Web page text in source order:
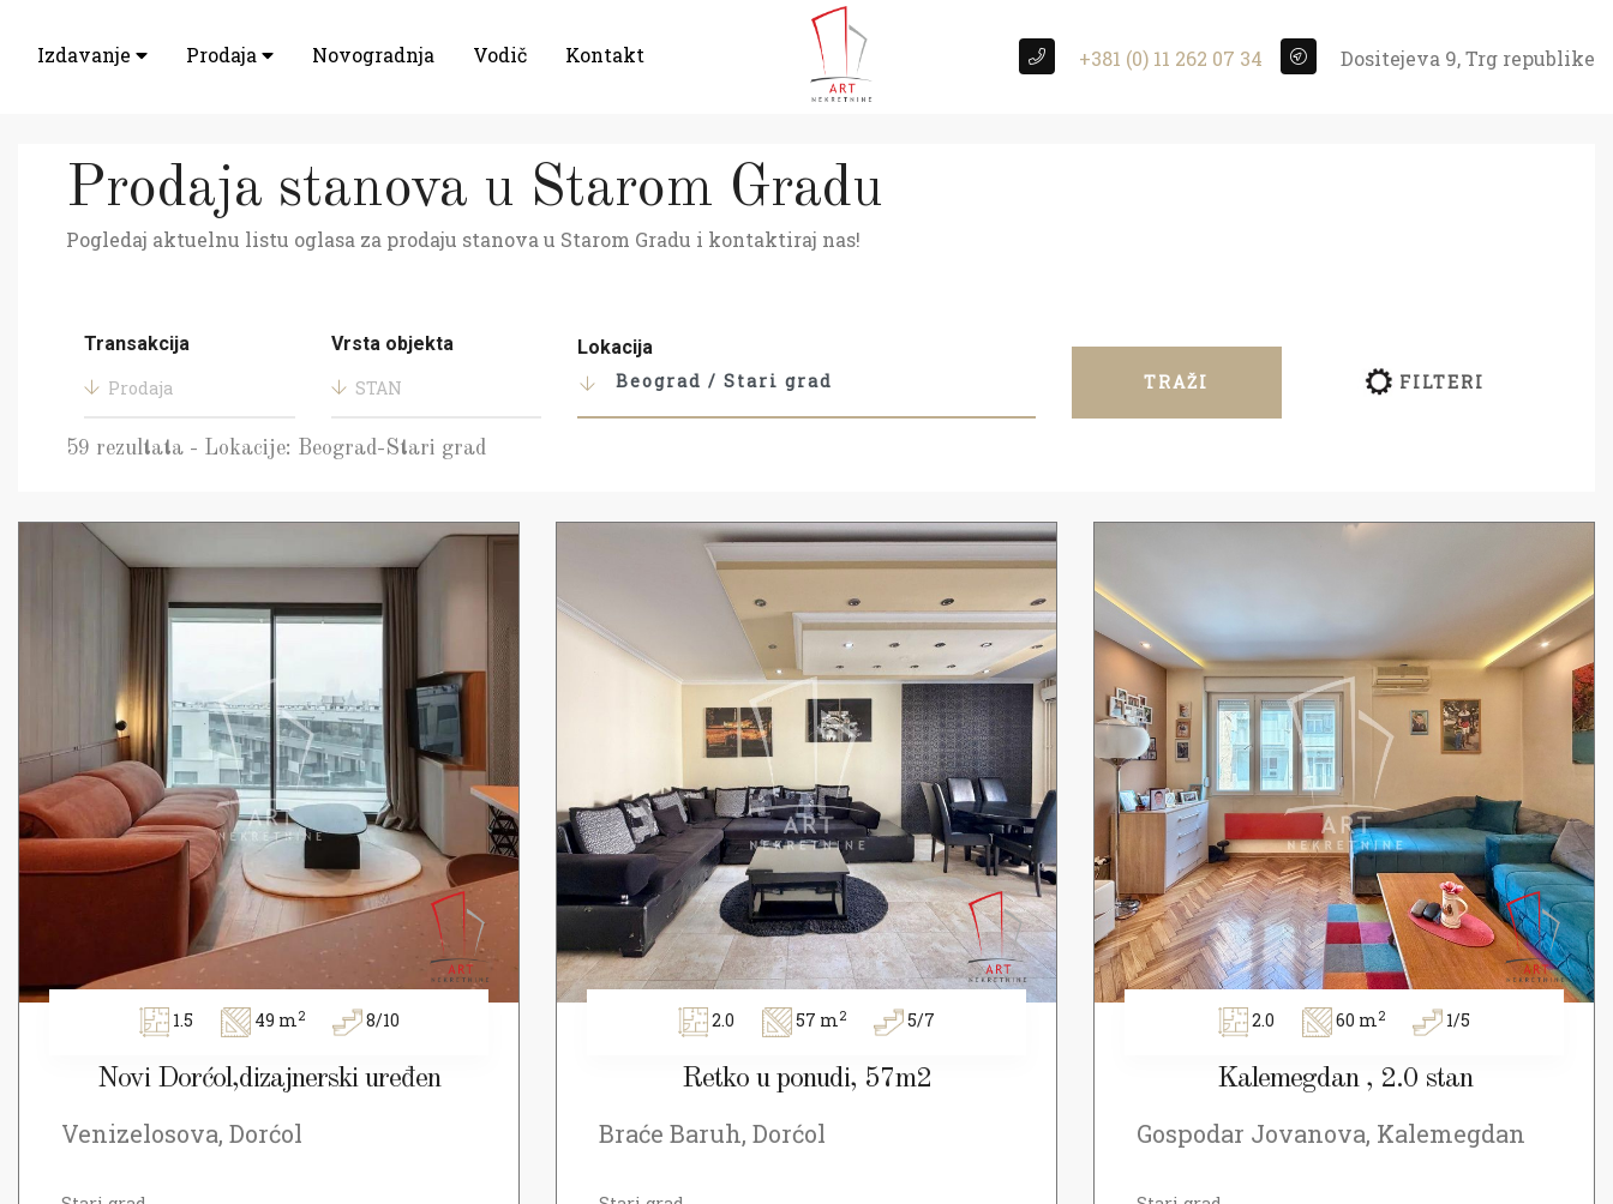
Izdavanje Prodaja Novogradnja Vodič Kontakt +381 (0) 11 262 07 34 Dositejeva 9, Trg republike
Prodaja stanova u Starom Gradu
Pogledaj aktuelnu listu oglasa za prodaju stanova u Starom Gradu i kontaktiraj nas!
Transakcija
Prodaja
Vrsta objekta
STAN
Lokacija
Beograd / Stari grad
TRAŽI FILTERI
59 rezultata - Lokacije: Beograd-Stari grad
1.5 49 m2 8/10
Novi Dorćol,dizajnerski uređen
Venizelosova, Dorćol
2.0 57 m2 5/7
Retko u ponudi, 57m2
Braće Baruh, Dorćol
2.0 60 m2 1/5
Kalemegdan , 2.0 stan
Gospodar Jovanova, Kalemegdan